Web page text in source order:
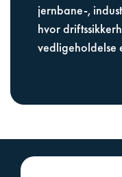
jernbane-,
hvor
vedligeholdelse